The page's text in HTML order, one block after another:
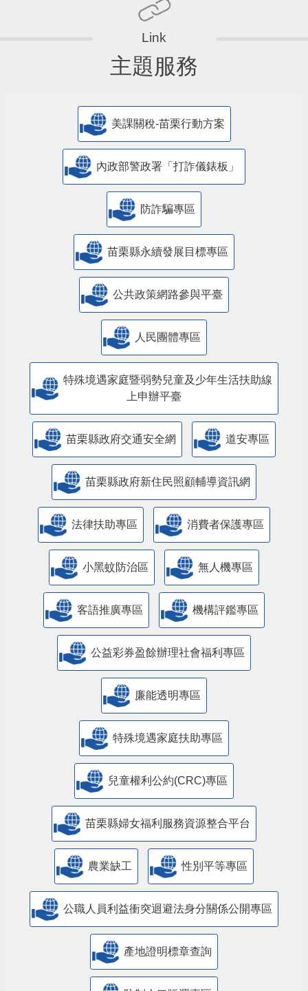
主題服務
美課關稅-苗栗行動方案
內政部警政署「打詐儀錶板」
防詐騙專區
苗栗縣永續發展目標專區
公共政策網路參與平臺
人民團體專區
特殊境遇家庭暨弱勢兒童及少年生活扶助線
上申辦平臺
苗栗縣政府交通安全網 道安專區
苗栗縣政府新住民照顧輔導資訊網
法律扶助專區 消費者保護專區
小黑蚊防治區 無人機專區
客語推廣專區 機構評鑑專區
公益彩券盈餘辦理社會福利專區
廉能透明專區
特殊境遇家庭扶助專區
兒童權利公約(CRC)專區
苗栗縣婦女福利服務資源整合平台
農業缺工 性別平等專區
公職人員利益衝突迴避法身分關係公開專區
產地證明標章查詢